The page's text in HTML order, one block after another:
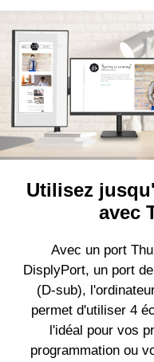
Utilisez
avec
Avec un port
DisplyPort, un port
(D-sub),
permet d'utiliser 4
l'idéal pour vos
programmation ou